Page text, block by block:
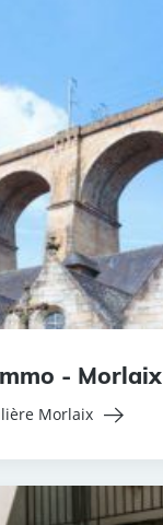
- Morlaix
Morlaix